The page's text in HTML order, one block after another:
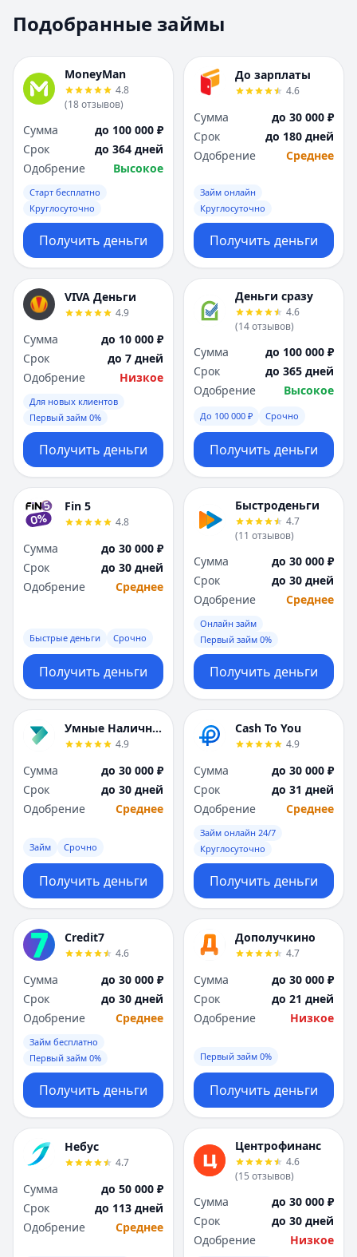
Набережные Челны
Нижний Новгород
Новокузнецк
Новосибирск
Омск
П
Пенза
Пермь
Р
Ростов-на-Дону
Рязань
С
Самара
Саратов
Севастополь
Сочи
Сургут
Т
Тверь
Тольятти
Томск
Тула
Тюмень
Ульяновск
Х
Хабаровск
Ч
Чебоксары
Челябинск
Чита
Я
Ярославль
Вся Россия
Набережные
Нижний Новгород
Новокузнецк
Новосибирск
Омск
Оренбург
П
Пенза
Пермь
Р
Ростов-на-Дону
Рязань
С
Самара
Саратов
Севастополь
Сочи
Сургут
Т
Тверь
Тольятти
Томск
Тула
Тюмень
Ульяновск
Х
Хабаровск
Ч
Чебоксары
Челябинск
Чита
Я
Ярославль
Вся Россия
Подобранные займы
MoneyMan
4.8
(18отзывов)
Сумма
до 100 000 ₽
Срок
до 364 дней
Одобрение
Высокое
Старт бесплатно
Круглосуточно
Получить деньги
До зарплаты
4.6
Сумма
до 30 000 ₽
Срок
до 180 дней
Одобрение
Среднее
Займ онлайн
Круглосуточно
Получить деньги
VIVA Деньги
4.9
Сумма
до 10 000 ₽
Срок
до 7 дней
Одобрение
Низкое
Для новых клиентов
Первый займ 0%
Получить деньги
Деньги сразу
4.6
(14отзывов)
Сумма
до 100 000 ₽
Срок
до 365 дней
Одобрение
Высокое
До 100 000 ₽ Срочно
Получить деньги
Fin 5
4.8
Сумма
до 30 000 ₽
Срок
до 30 дней
Одобрение
Среднее
Быстрые деньги Срочно
Получить деньги
Быстроденьги
4.7
(11 отзывов)
Сумма
до 30 000 ₽
Срок
до 30 дней
Одобрение
Среднее
Онлайн займ
Первый займ 0%
Получить деньги
Умные Наличные
4.9
Сумма
до 30 000 ₽
Срок
до 30 дней
Одобрение
Среднее
Займ Срочно
Получить деньги
Cash To You
4.9
Сумма
до 30 000 ₽
Срок
до 31 дней
Одобрение
Среднее
Займ онлайн 24/7
Круглосуточно
Получить деньги
Credit7
4.6
Сумма
до 30 000 ₽
Срок
до 30 дней
Одобрение
Среднее
Займ бесплатно
Первый займ 0%
Получить деньги
Дополучкино
4.7
Сумма
до 30 000 ₽
Срок
до 21 дней
Одобрение
Низкое
Первый займ 0%
Получить деньги
Небус
4.7
Сумма
до 50 000 ₽
Срок
до 113 дней
Одобрение
Среднее
Центрофинанс
4.6
(15 отзывов)
Сумма
до 30 000 ₽
Срок
до 30 дней
Одобрение
Низкое